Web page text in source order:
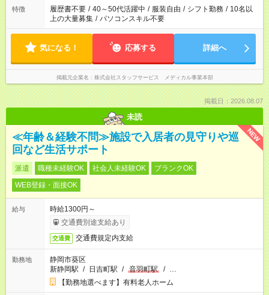
特徴 履歴書不要 / 40～50代活躍中 / 服装自由 / シフト勤務 / 10名以
上の大量募集 / パソコンスキル不要
気になる！ 応募する 詳細へ
掲載元企業名 株式会社スタッフサービス メディカル事業本部
掲載日：2026.08.07
未読
NEW
≪年齢＆経験不問≫施設で入居者の見守りや巡
回など生活サポート
派遣 職種未経験OK 社会人未経験OK
ブランクOK
WEB登録・面接OK
給与
時給1300円～
交通費別途支給あり
交通費 交通費規定内支給
勤務地
静岡市葵区
新静岡駅 / 日吉町駅 / 音羽町駅 / …
【勤務地選べます】有料老人ホーム